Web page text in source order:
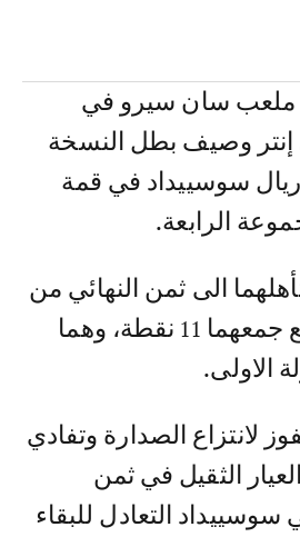
ملعب سان سيرو في
إنتر وصيف بطل النسخة
سوسييداد في قمة
الرابعة.
الى ثمن النهائي من
دون اي خسارة مع جمعهما 11 نقطة، وهما
لانتزاع الصدارة وتفادي
الثقيل في ثمن
سوسييداد التعادل للبقاء